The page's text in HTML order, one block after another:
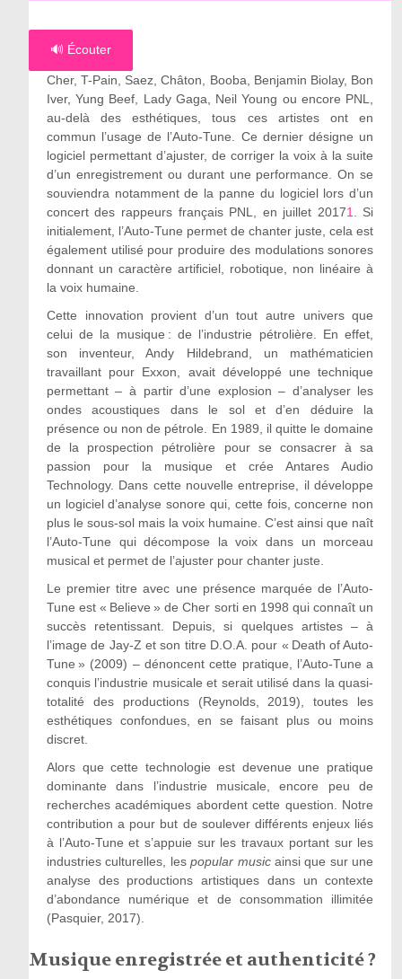
🔊 Écouter
Cher, T-Pain, Saez, Châton, Booba, Benjamin Biolay, Bon
Iver, Yung Beef, Lady Gaga, Neil Young ou encore PNL,
au-delà des esthétiques, tous ces artistes ont en
commun l’usage de l’Auto-Tune. Ce dernier désigne un
logiciel permettant d’ajuster, de corriger la voix à la suite
d’un enregistrement ou durant une performance. On se
souviendra notamment de la panne du logiciel lors d’un
concert des rappeurs français PNL, en juillet 20171
. Si
initialement, l’Auto-Tune permet de chanter juste, cela est
également utilisé pour produire des modulations sonores
donnant un caractère artificiel, robotique, non linéaire à
la voix humaine.
Cette innovation provient d’un tout autre univers que
celui de la musique : de l’industrie pétrolière. En effet,
son inventeur, Andy Hildebrand, un mathématicien
travaillant pour Exxon, avait développé une technique
permettant – à partir d’une explosion – d’analyser les
ondes acoustiques dans le sol et d’en déduire la
présence ou non de pétrole. En 1989, il quitte le domaine
de la prospection pétrolière pour se consacrer à sa
passion pour la musique et crée Antares Audio
Technology. Dans cette nouvelle entreprise, il développe
un logiciel d’analyse sonore qui, cette fois, concerne non
plus le sous-sol mais la voix humaine. C’est ainsi que naît
l’Auto-Tune qui décompose la voix dans un morceau
musical et permet de l’ajuster pour chanter juste.
Le premier titre avec une présence marquée de l’Auto-
Tune est « Believe » de Cher sorti en 1998 qui connaît un
succès retentissant. Depuis, si quelques artistes – à
l’image de Jay-Z et son titre D.O.A. pour « Death of Auto-
Tune » (2009) – dénoncent cette pratique, l’Auto-Tune a
conquis l’industrie musicale et serait utilisé dans la quasi-
totalité des productions (Reynolds, 2019), toutes les
esthétiques confondues, en se faisant plus ou moins
discret.
Alors que cette technologie est devenue une pratique
dominante dans l’industrie musicale, encore peu de
recherches académiques abordent cette question. Notre
contribution a pour but de soulever différents enjeux liés
à l’Auto-Tune et s’appuie sur les travaux portant sur les
industries culturelles, lespopular musicainsi que sur une
analyse des productions artistiques dans un contexte
d’abondance numérique et de consommation illimitée
(Pasquier, 2017).
Musique enregistrée et authenticité ?